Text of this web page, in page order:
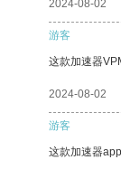
2024-08-02
游客
这款加速器
2024-08-02
游客
这款加速器